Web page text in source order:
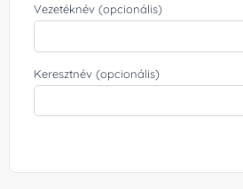
Vezetéknév (opcionális)
Keresztnév (opcionális)